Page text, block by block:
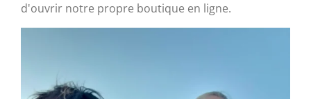
d'ouvrir notre propre boutique en ligne.